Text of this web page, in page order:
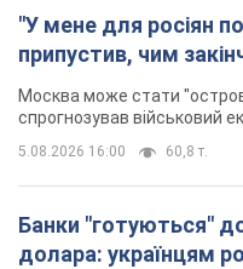
"У мене для росіян
припустив, чим
Москва може стати
спрогнозував військовий
5.08.2026 16:00 60,8 т.
Банки "готуються"
долара: українцям